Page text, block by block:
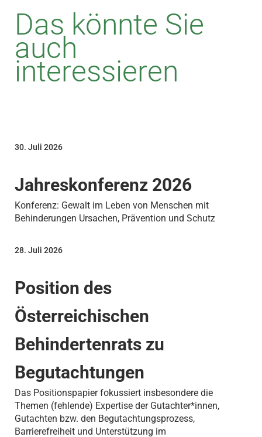
Das könnte Sie
auch
interessieren
Jahreskonferenz 2026
30. Juli 2026
Konferenz: Gewalt im Leben von Menschen mit
Behinderungen Ursachen, Prävention und Schutz
Position des
Österreichischen
Behindertenrats zu
Begutachtungen
28. Juli 2026
Das Positionspapier fokussiert insbesondere die
Themen (fehlende) Expertise der Gutachter*innen,
Gutachten bzw. den Begutachtungsprozess,
Barrierefreiheit und Unterstützung im